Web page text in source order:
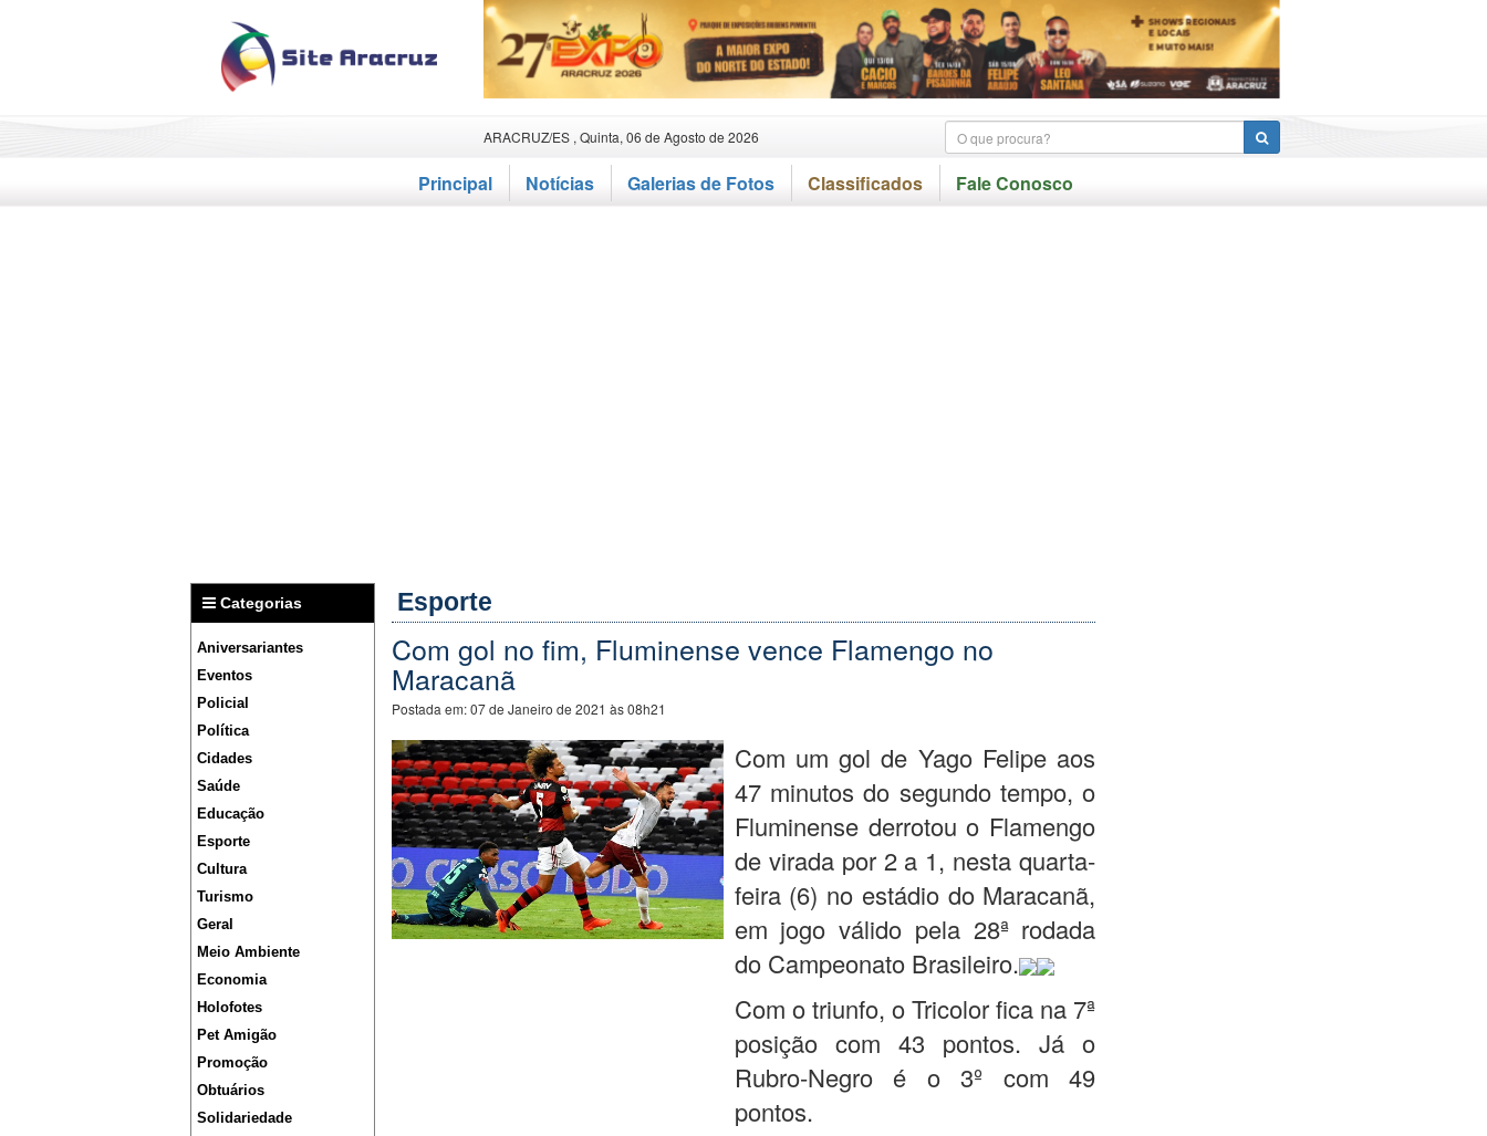
ARACRUZ/ES , Quinta, 06 de Agosto de 2026
Principal Notícias Galerias de Fotos Classificados Fale Conosco
Categorias
Aniversariantes
Eventos
Policial
Política
Cidades
Saúde
Educação
Esporte
Cultura
Turismo
Geral
Meio Ambiente
Economia
Holofotes
Pet Amigão
Promoção
Obtuários
Solidariedade
Esporte
Com gol no fim, Fluminense vence Flamengo no
Maracanã
Postada em:07 de Janeiro de 2021 às 08h21
Com um gol de Yago Felipe aos
47 minutos do segundo tempo, o
Fluminense derrotou o Flamengo
de virada por 2 a 1, nesta quarta-
feira (6) no estádio do Maracanã,
em jogo válido pela 28ª rodada
do Campeonato Brasileiro.
Com o triunfo, o Tricolor fica na 7ª
posição com 43 pontos. Já o
Rubro-Negro é o 3º com 49
pontos.